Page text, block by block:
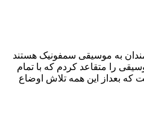
به موسیقی سمفونیک هستند
را متقاعد کردم که با تمام
تاسف است که بعداز این همه تلاش اوضاع